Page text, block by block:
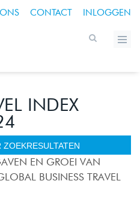
CONTACT INLOGGEN
INDEX
EN GROEI VAN
BUSINESS TRAVEL